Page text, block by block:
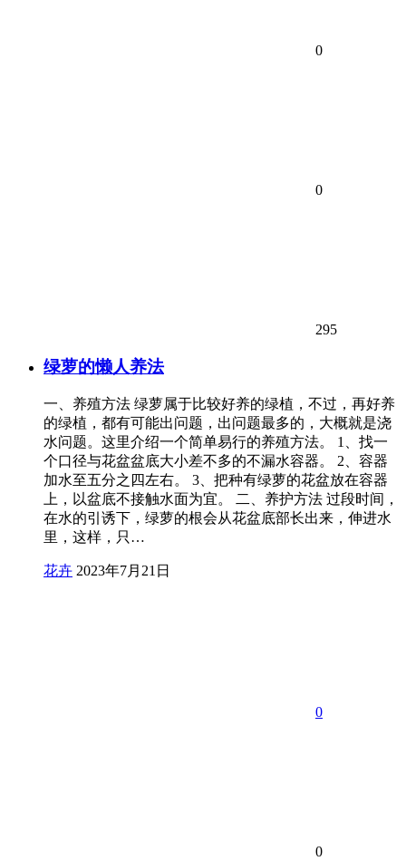
0
0
295
绿萝的懒人养法
一、养殖方法 绿萝属于比较好养的绿植，不过，再好养
的绿植，都有可能出问题，出问题最多的，大概就是浇
水问题。这里介绍一个简单易行的养殖方法。 1、找一
个口径与花盆盆底大小差不多的不漏水容器。 2、容器
加水至五分之四左右。 3、把种有绿萝的花盆放在容器
上，以盆底不接触水面为宜。 二、养护方法 过段时间，
在水的引诱下，绿萝的根会从花盆底部长出来，伸进水
里，这样，只…
花卉 2023年7月21日
0
0